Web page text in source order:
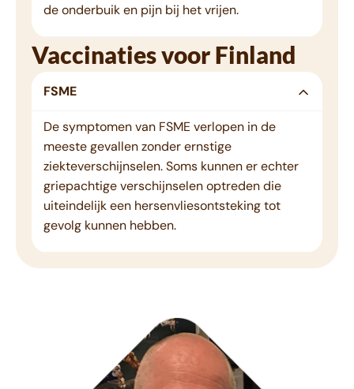
de onderbuik en pijn bij het vrijen.
Vaccinaties voor Finland
FSME
De symptomen van FSME verlopen in de
meeste gevallen zonder ernstige
ziekteverschijnselen. Soms kunnen er echter
griepachtige verschijnselen optreden die
uiteindelijk een hersenvliesontsteking tot
gevolg kunnen hebben.